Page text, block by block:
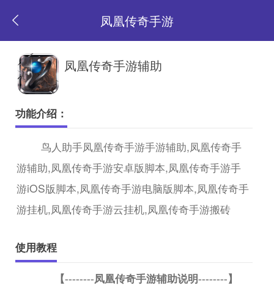
凤凰传奇手游
返
页
凤凰传奇手游辅助
功能介绍：
鸟人助手凤凰传奇手游手游辅助,凤凰传奇手
游辅助,凤凰传奇手游安卓版脚本,凤凰传奇手游手
游iOS版脚本,凤凰传奇手游电脑版脚本,凤凰传奇手
游挂机,凤凰传奇手游云挂机,凤凰传奇手游搬砖
使用教程
【--------凤凰传奇手游辅助说明--------】